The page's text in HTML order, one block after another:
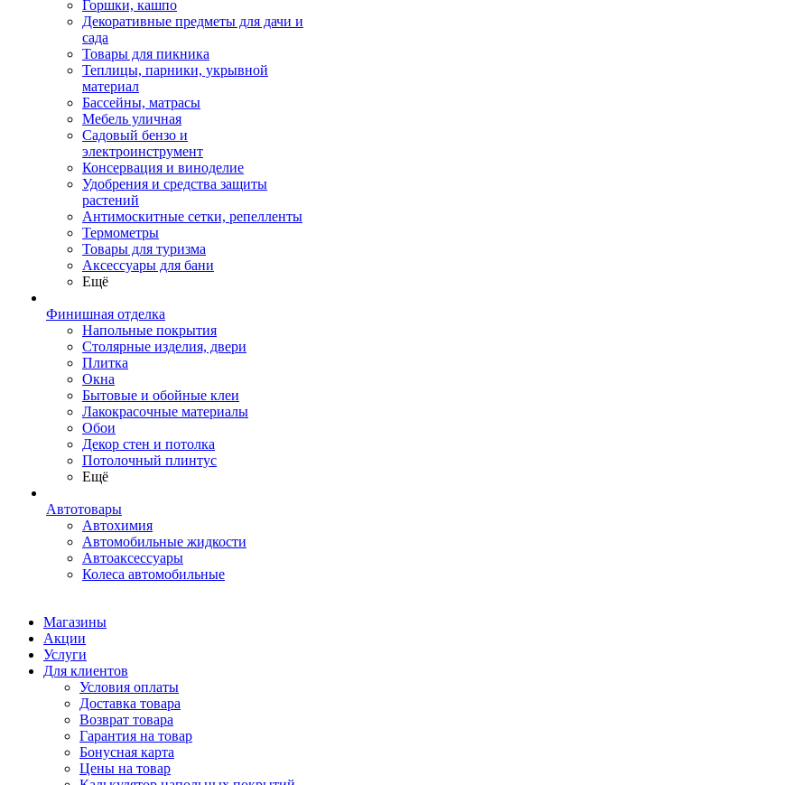
Горшки, кашпо
Декоративные предметы для дачи и
сада
Товары для пикника
Теплицы, парники, укрывной
материал
Бассейны, матрасы
Мебель уличная
Садовый бензо и
электроинструмент
Консервация и виноделие
Удобрения и средства защиты
растений
Антимоскитные сетки, репелленты
Термометры
Товары для туризма
Аксессуары для бани
Ещё
Финишная отделка
Напольные покрытия
Столярные изделия, двери
Плитка
Окна
Бытовые и обойные клеи
Лакокрасочные материалы
Обои
Декор стен и потолка
Потолочный плинтус
Ещё
Автотовары
Автохимия
Автомобильные жидкости
Автоаксессуары
Колеса автомобильные
Магазины
Акции
Услуги
Для клиентов
Условия оплаты
Доставка товара
Возврат товара
Гарантия на товар
Бонусная карта
Цены на товар